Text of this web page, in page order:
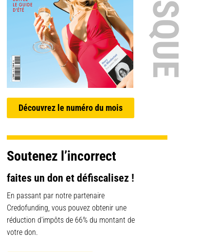
Découvrez le numéro du mois
Soutenez l’incorrect
faites un don et défiscalisez !
En passant par notre partenaire
Credofunding, vous pouvez obtenir une
réduction d’impôts de 66% du montant de
votre don.